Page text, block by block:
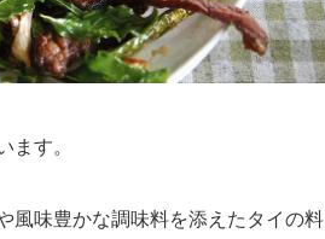
ます。
風味豊かな調味料を添えたタイの料